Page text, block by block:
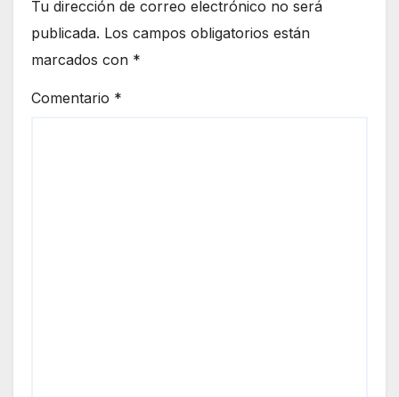
Tu dirección de correo electrónico no será
publicada. Los campos obligatorios están
marcados con *
Comentario *